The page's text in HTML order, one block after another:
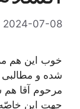
2024-07-08
خوب این هم
شده و مطالبی
مرحوم آقا هم
جهت این